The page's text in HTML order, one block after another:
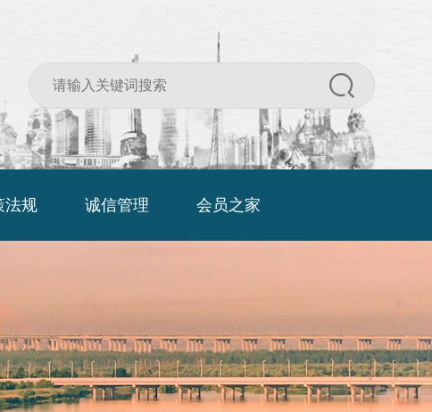
法规 诚信管理 会员之家